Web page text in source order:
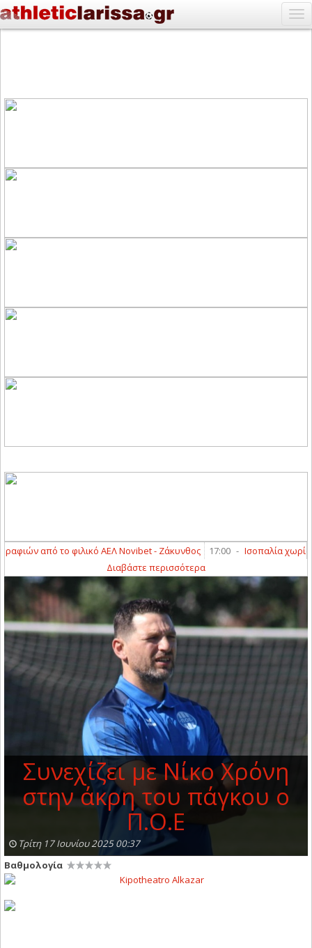
από το φιλικό ΑΕΛ Novibet - Ζάκυνθος 17:00 - Ισοπαλία χωρίς
Διαβάστε περισσότερα
Συνεχίζει με Νίκο Χρόνη
στην άκρη του πάγκου ο
Π.Ο.Ε
Τρίτη 17 Ιουνίου 2025 00:37
Βαθμολογία